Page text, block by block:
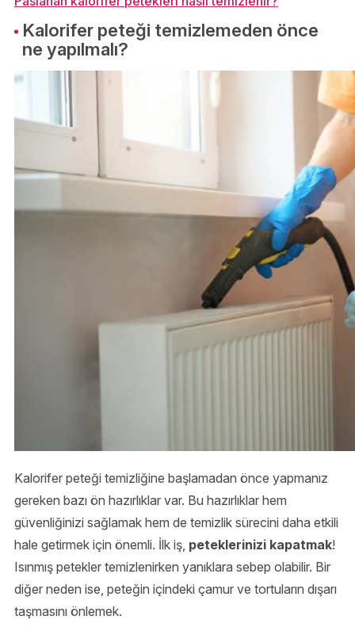
Kalorifer peteği temizlemeden önce
ne yapılmalı?
Kalorifer peteği temizliğine başlamadan önce yapmanız
gereken bazı ön hazırlıklar var. Bu hazırlıklar hem
güvenliğinizi sağlamak hem de temizlik sürecini daha etkili
hale getirmek için önemli. İlk iş, peteklerinizi kapatmak!
Isınmış petekler temizlenirken yanıklara sebep olabilir. Bir
diğer neden ise, peteğin içindeki çamur ve tortuların dışarı
taşmasını önlemek.